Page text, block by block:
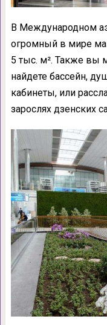
В Международном
огромный в мире
5 тыс. м². Также вы
найдете бассейн,
кабинеты, или
зарослях дзенских